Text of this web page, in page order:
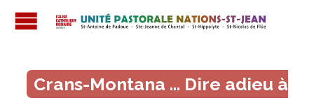
Crans-Montana … Dire adieu à